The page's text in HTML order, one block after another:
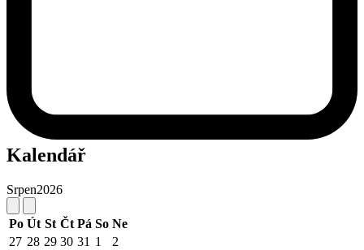
Kalendář
Srpen2026
Po Út St Čt Pá So Ne
27 28 29 30 31 1
2